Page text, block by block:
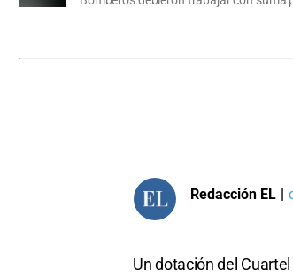
Redacción EL |
Un dotación del